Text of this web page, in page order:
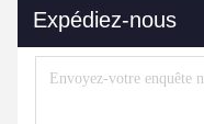
Expédiez-nous